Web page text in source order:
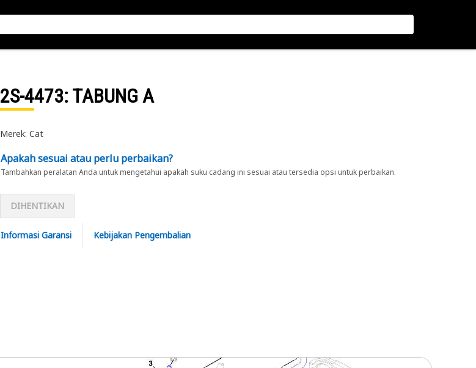
2S-4473: TABUNG A
Merek: Cat
Apakah sesuai atau perlu perbaikan?
Tambahkan peralatan Anda untuk mengetahui apakah suku cadang ini sesuai atau tersedia opsi untuk perbaikan.
DIHENTIKAN
Informasi Garansi Kebijakan Pengembalian